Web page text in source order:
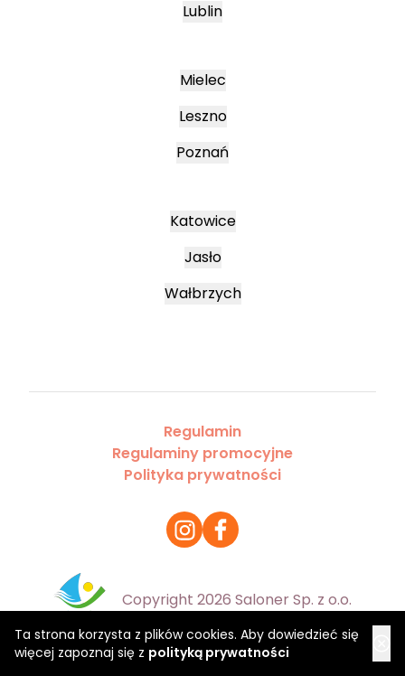
Ta strona korzysta z plików cookies. Aby dowiedzieć się
więcej zapoznaj się z polityką prywatności
Lublin
Mielec
Leszno
Poznań
Katowice
Jasło
Wałbrzych
Regulamin
Regulaminy promocyjne
Polityka prywatności
Copyright 2026 Saloner Sp. z o.o.